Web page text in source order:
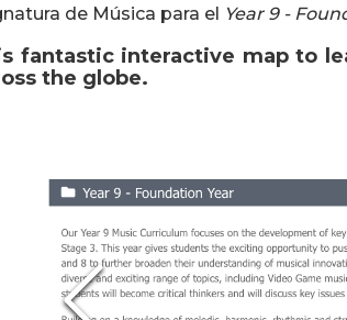
de Música para el Year 9 -
fantastic interactive map to
the globe.